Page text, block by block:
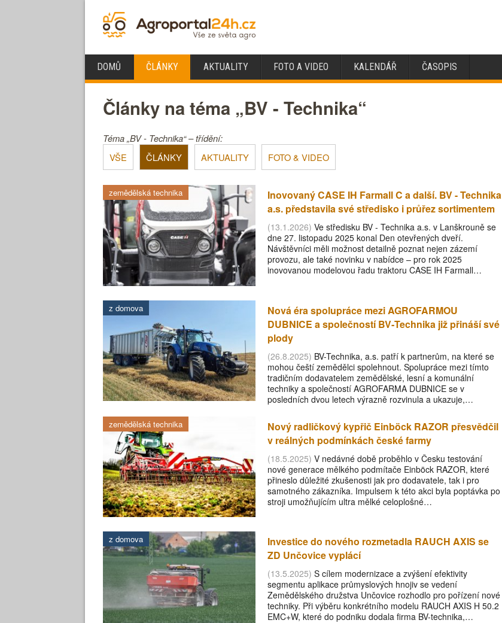
DOMŮ ČLÁNKY AKTUALITY FOTO A VIDEO KALENDÁŘ ČASOPIS
Články na téma „BV - Technika“
Téma „BV - Technika“ – třídění:
VŠE
ČLÁNKY AKTUALITY FOTO & VIDEO
zemědělská technika
Inovovaný CASE IH Farmall C a další. BV - Technika
a.s. představila své středisko i průřez sortimentem
(13.1.2026) Ve středisku BV - Technika a.s. v Lanškrouně se
dne 27. listopadu 2025 konal Den otevřených dveří.
Návštěvníci měli možnost detailně poznat nejen zázemí
provozu, ale také novinku v nabídce – pro rok 2025
inovovanou modelovou řadu traktoru CASE IH Farmall…
z domova
Nová éra spolupráce mezi AGROFARMOU
DUBNICE a společností BV‑Technika již přináší své
plody
(26.8.2025) BV-Technika, a.s. patří k partnerům, na které se
mohou čeští zemědělci spolehnout. Spolupráce mezi tímto
tradičním dodavatelem zemědělské, lesní a komunální
techniky a společností AGROFARMA DUBNICE se v
posledních dvou letech výrazně rozvinula a ukazuje,…
zemědělská technika
Nový radličkový kypřič Einböck RAZOR přesvědčil
v reálných podmínkách české farmy
(18.5.2025) V nedávné době proběhlo v Česku testování
nové generace mělkého podmítače Einböck RAZOR, které
přineslo důležité zkušenosti jak pro dodavatele, tak i pro
samotného zákazníka. Impulsem k této akci byla poptávka po
stroji umožňujícím ultra mělké celoplošné…
z domova
Investice do nového rozmetadla RAUCH AXIS se
ZD Unčovice vyplácí
(13.5.2025) S cílem modernizace a zvýšení efektivity
segmentu aplikace průmyslových hnojiv se vedení
Zemědělského družstva Unčovice rozhodlo pro pořízení nové
techniky. Při výběru konkrétního modelu RAUCH AXIS H 50.2
EMC+W, které do podniku dodala firma BV-technika,…